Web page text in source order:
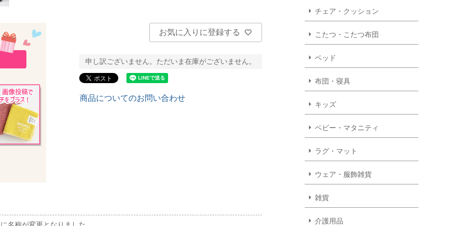
お気に入りに登録する
申し訳ございません。ただいま在庫がございません。
商品についてのお問い合わせ
名称が変更となりました。
チェア・クッション
こたつ・こたつ布団
ベッド
布団・寝具
キッズ
ベビー・マタニティ
ラグ・マット
ウェア・服飾雑貨
雑貨
介護用品